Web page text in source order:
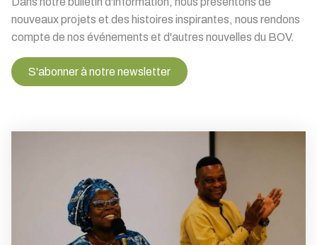
nouveaux projets et des histoires inspirantes, nous rendons
compte de nos événements et d'autres nouvelles du BOV.
S'abonner à notre newsletter